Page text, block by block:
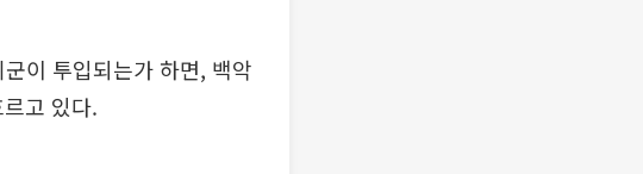
이 투입되는가 하면, 백악
고 있다.